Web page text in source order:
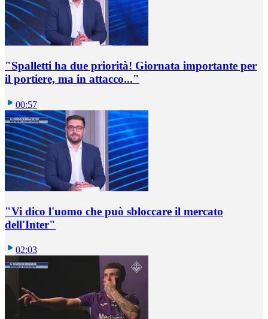
"Spalletti ha due priorità! Giornata importante per
il portiere, ma in attacco..."
00:57
"Vi dico l'uomo che può sbloccare il mercato
dell'Inter"
02:03